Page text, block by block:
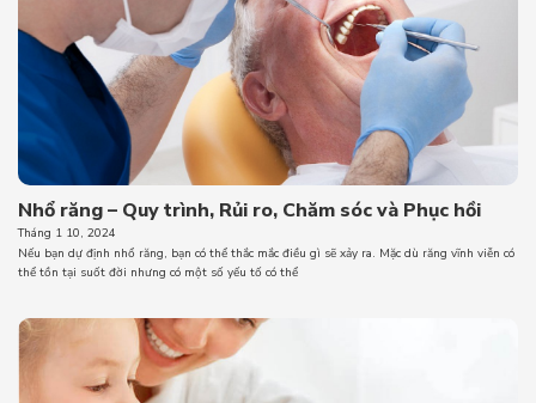
Nhổ răng – Quy trình, Rủi ro, Chăm sóc và Phục hồi
Tháng 1 10, 2024
Nếu bạn dự định nhổ răng, bạn có thể thắc mắc điều gì sẽ xảy ra. Mặc dù răng vĩnh viễn có
thể tồn tại suốt đời nhưng có một số yếu tố có thể